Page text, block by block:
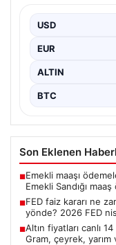
USD
EUR
ALTIN
BTC
Son Eklenen
■Emekli maaşı
Emekli Sandığı
■FED faiz kararı ne
yönde? 2026 FED
■Altın fiyatları canlı
Gram, çeyrek, yarım